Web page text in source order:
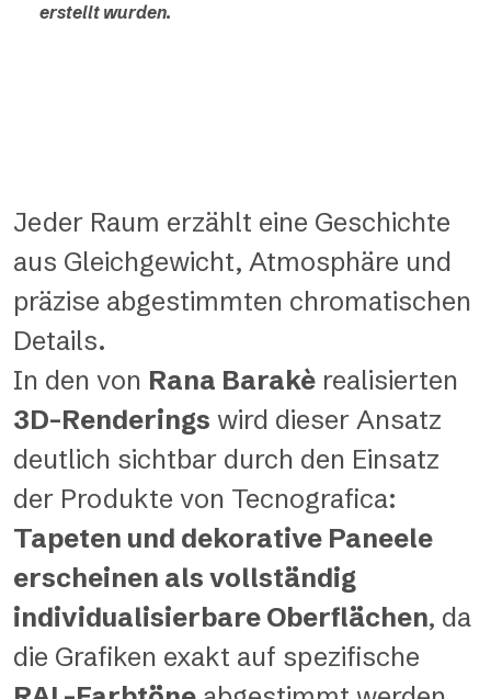
erstellt wurden.
Jeder Raum erzählt eine Geschichte
aus Gleichgewicht, Atmosphäre und
präzise abgestimmten chromatischen
Details.
In den von Rana Barakè realisierten
3D-Renderings wird dieser Ansatz
deutlich sichtbar durch den Einsatz
der Produkte von Tecnografica:
Tapeten und dekorative Paneele
erscheinen als vollständig
individualisierbare Oberflächen, da
die Grafiken exakt auf spezifische